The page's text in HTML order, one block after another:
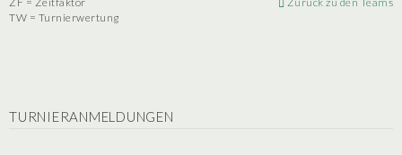
TW = Turnierwertung
TURNIERANMELDUNGEN